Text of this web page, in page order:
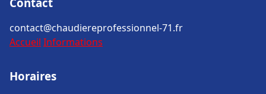
contact@chaudiereprofessionnel-71.fr
Accueil Informations
Horaires